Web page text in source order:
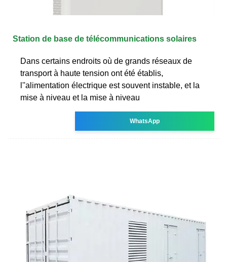
Station de base de télécommunications solaires
Dans certains endroits où de grands réseaux de
transport à haute tension ont été établis,
l''alimentation électrique est souvent instable, et la
mise à niveau et la mise à niveau
WhatsApp